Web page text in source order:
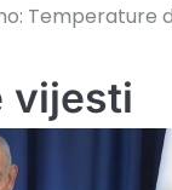
Temperature
vijesti